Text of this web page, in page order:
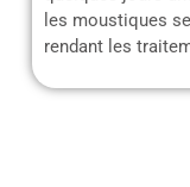
les moustiques
rendant les